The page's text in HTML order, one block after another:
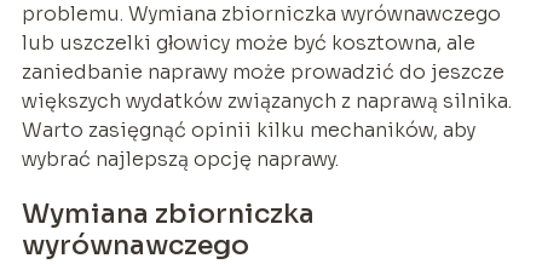
problemu. Wymiana zbiorniczka wyrównawczego
lub uszczelki głowicy może być kosztowna, ale
zaniedbanie naprawy może prowadzić do jeszcze
większych wydatków związanych z naprawą silnika.
Warto zasięgnąć opinii kilku mechaników, aby
wybrać najlepszą opcję naprawy.
Wymiana zbiorniczka
wyrównawczego